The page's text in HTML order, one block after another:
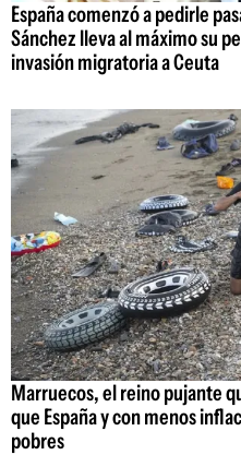
España comenzó a pedirle
Sánchez lleva al máximo su
invasión migratoria a Ceuta
Marruecos, el reino pujante
que España y con menos
pobres